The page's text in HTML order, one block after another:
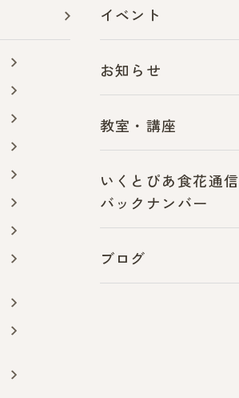
イベント
お知らせ
教室・講座
いくとぴあ食花通信
バックナンバー
ブログ